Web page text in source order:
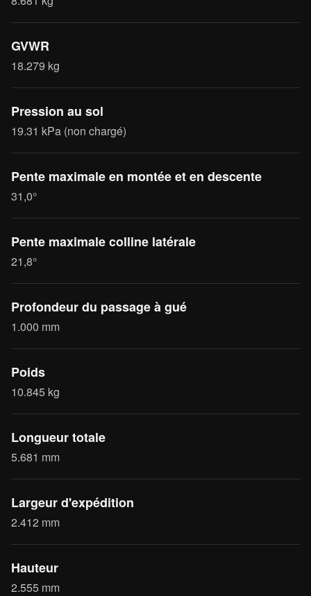
GVWR
18.279 kg
Pression au sol
19.31 kPa (non chargé)
Pente maximale en montée et en descente
31,0°
Pente maximale colline latérale
21,8°
Profondeur du passage à gué
1.000 mm
Poids
10.845 kg
Longueur totale
5.681 mm
Largeur d'expédition
2.412 mm
Hauteur
2.555 mm